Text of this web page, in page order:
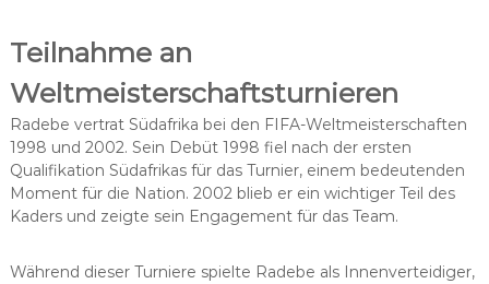
Teilnahme an
Weltmeisterschaftsturnieren
Radebe vertrat Südafrika bei den FIFA-Weltmeisterschaften
1998 und 2002. Sein Debüt 1998 fiel nach der ersten
Qualifikation Südafrikas für das Turnier, einem bedeutenden
Moment für die Nation. 2002 blieb er ein wichtiger Teil des
Kaders und zeigte sein Engagement für das Team.
Während dieser Turniere spielte Radebe als Innenverteidiger,